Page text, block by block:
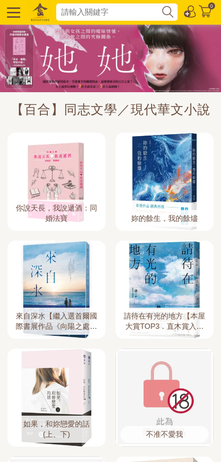
0
【百合】同志文學／現代華文小說
你說天長，我說遞酒：同
婚法寶
妳的餘生，我的餘燼
來自深水【繼入選首爾國
際書展作品《向陽之處》
後，又一刻骨揪心力
請待在有光的地方【本屋
大賞TOP3．直木賞入圍
作】
如果，和妳戀愛的話
(上、下)
不准不愛我